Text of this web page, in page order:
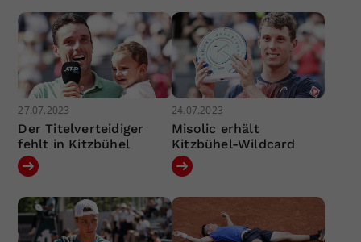
27.07.2023
Der Titelverteidiger
fehlt in Kitzbühel
24.07.2023
Misolic erhält
Kitzbühel-Wildcard